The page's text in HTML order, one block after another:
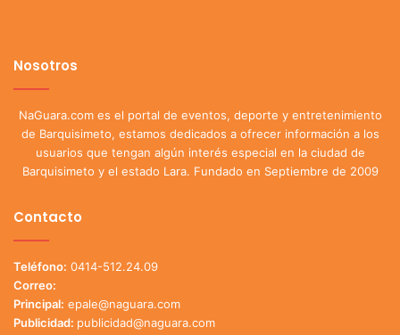
Nosotros
NaGuara.com es el portal de eventos, deporte y entretenimiento
de Barquisimeto, estamos dedicados a ofrecer información a los
usuarios que tengan algún interés especial en la ciudad de
Barquisimeto y el estado Lara. Fundado en Septiembre de 2009
Contacto
Teléfono: 0414-512.24.09
Correo:
Principal: epale@naguara.com
Publicidad: publicidad@naguara.com